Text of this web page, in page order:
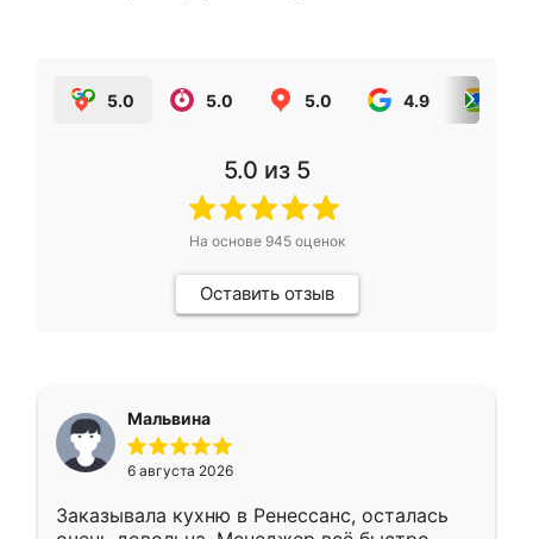
5.0 5.0 5.0 4.9
5.0 из 5
На основе 945оценок
Оставить отзыв
Мальвина
6 августа 2026
Заказывала кухню в Ренессанс, осталась